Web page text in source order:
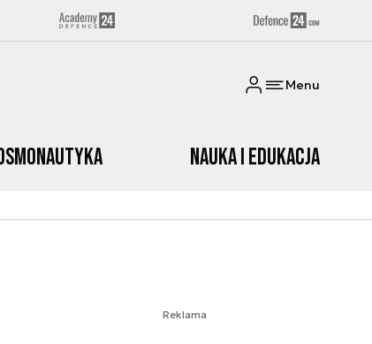
Menu
Nauka i edukacja
Reklama